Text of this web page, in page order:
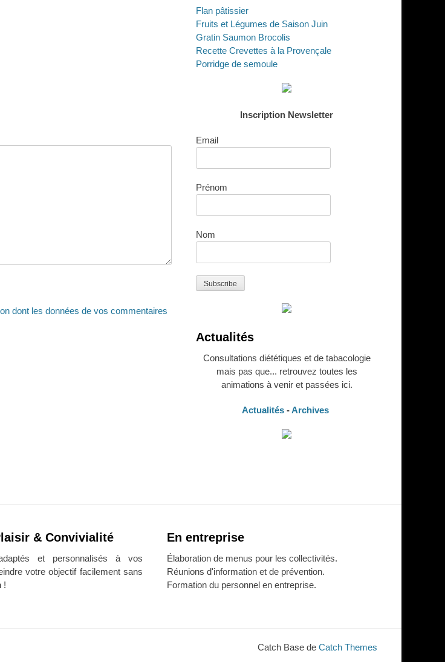
dont les données de vos commentaires
Flan pâtissier
Fruits et Légumes de Saison Juin
Gratin Saumon Brocolis
Recette Crevettes à la Provençale
Porridge de semoule
Inscription Newsletter
Email
Prénom
Nom
Actualités
Consultations diététiques et de tabacologie
mais pas que... retrouvez toutes les
animations à venir et passées ici.
Actualités -Archives
& Convivialité
et personnalisés à vos
votre objectif facilement sans
!
En entreprise
Élaboration de menus pour les collectivités.
Réunions d'information et de prévention.
Formation du personnel en entreprise.
Catch Base de Catch Themes